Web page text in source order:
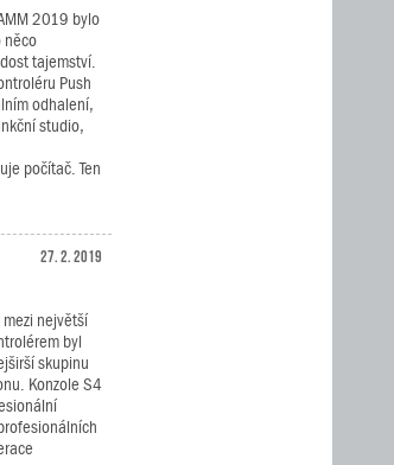
2019 bylo
něco
tajemství.
Push
odhalení,
studio,
počítač. Ten
27. 2. 2019
největší
byl
skupinu
Konzole S4